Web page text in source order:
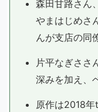
森田甘路さん
やまはじめさ
んが支店の同
片平なぎささ
深みを加え、
原作は2018